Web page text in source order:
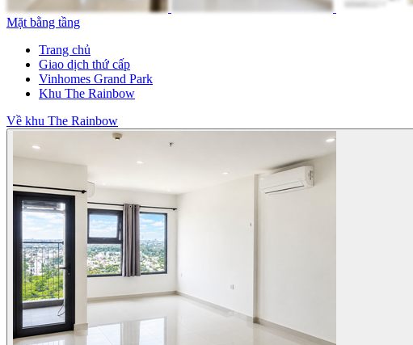
Mặt bằng tầng
Trang chủ
Giao dịch thứ cấp
Vinhomes Grand Park
Khu The Rainbow
Về khu The Rainbow